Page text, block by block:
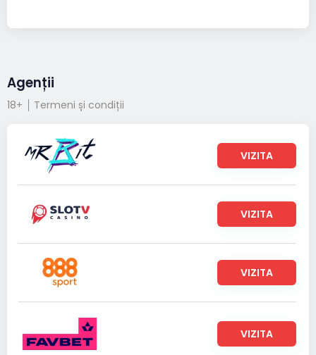
Agenții
18+ Termeni și condiții
VIZITA
VIZITA
VIZITA
VIZITA